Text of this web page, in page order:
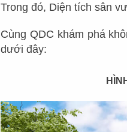
Trong đó, Diện tích sân
Cùng QDC khám phá
dưới đây: